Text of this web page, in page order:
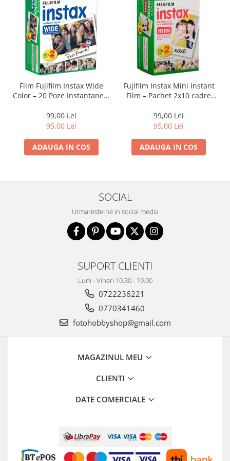
Genti foto
Genti Holster TopLoader
Genti, Troller Video
Rucsacuri Foto
Only One Shoulder - SlingShot
Tocuri si huse protectie aparate
Curele Aparat - Umar
Hand Strap / Grip
Accesorii genti si trollere
Video / Camere si accesorii
Camere video profesionale
Camere Video Cinematice
Accesorii camere video de actiune
Acumulatori camere video
Stabilizatoare (Gimbal) / Steady
Huse Protectie / Ploaie camere
Camere Video Cinematice
Camere Video Compacte
Film Fujifilm Instax Wide
Color – 20 Poze Instantanee,
Vibrante
99,00 Lei
95,00 Lei
ADAUGA IN COS
Fujifilm Instax Mini Instant
Film – Pachet 2x10 cadre
color vibrante și developare
rapidă
99,00 Lei
95,00 Lei
ADAUGA IN COS
SOCIAL
Urmareste-ne in social media
SUPORT CLIENTI
Luni - Vineri 10.30 - 19.00
0722236221
0770341460
fotohobbyshop@gmail.com
MAGAZINUL MEU
CLIENTI
DATE COMERCIALE